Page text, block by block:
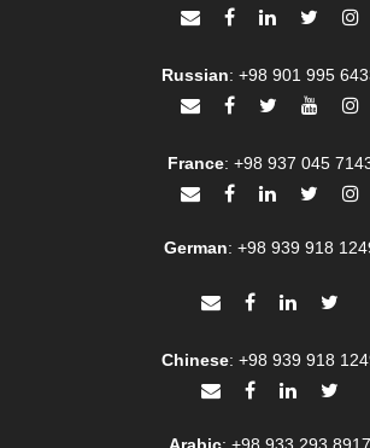
Russian: +98 901 995
France: +98 937 045
German: +98 939 918
Chinese: +98 939 918
Arabic: +98 933 293 8917